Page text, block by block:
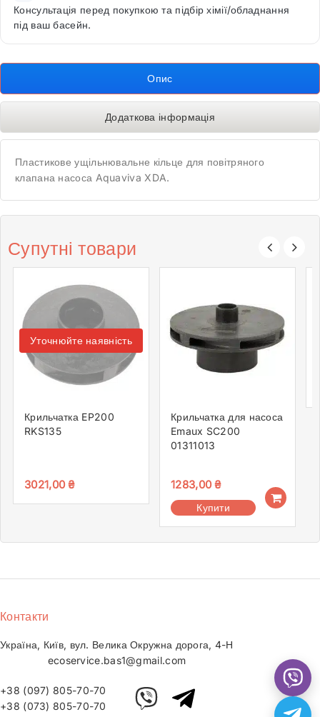
Консультація перед покупкою та підбір хімії/обладнання
під ваш басейн.
Опис
Додаткова інформація
Пластикове ущільнювальне кільце для повітряного
клапана насоса Aquaviva XDA.
Супутні товари
Уточнюйте наявність
Крильчатка EP200
RKS135
3021,00₴
Крильчатка для насоса
Emaux SC200
01311013
1283,00₴
Купити
Контакти
Україна, Київ, вул. Велика Окружна дорога, 4-Н
ecoservice.bas1@gmail.com
+38 (097) 805-70-70
+38 (073) 805-70-70